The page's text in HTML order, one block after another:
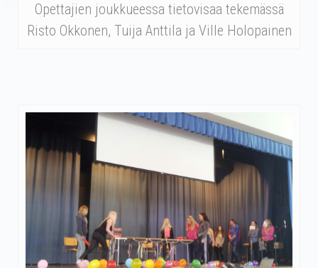
Opettajien joukkueessa tietovisaa tekemässä
Risto Okkonen, Tuija Anttila ja Ville Holopainen